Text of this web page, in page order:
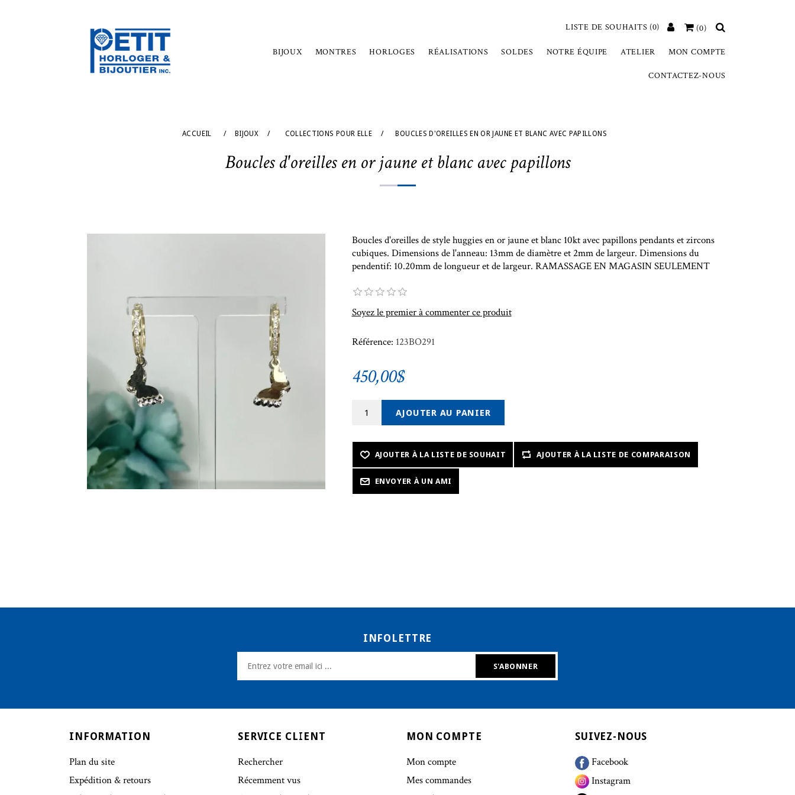
(0)
LISTE DE SOUHAITS (0)
BIJOUX MONTRES HORLOGES RÉALISATIONS SOLDES NOTRE ÉQUIPE ATELIER MON COMPTE
CONTACTEZ-NOUS
ACCUEIL / BIJOUX / COLLECTIONS POUR ELLE / BOUCLES D'OREILLES EN OR JAUNE ET BLANC AVEC PAPILLONS
Boucles d'oreilles en or jaune et blanc avec papillons
Boucles d'oreilles de style huggies en or jaune et blanc 10kt avec papillons pendants et zircons
cubiques. Dimensions de l'anneau: 13mm de diamètre et 2mm de largeur. Dimensions du
pendentif: 10.20mm de longueur et de largeur. RAMASSAGE EN MAGASIN SEULEMENT
Soyez le premier à commenter ce produit
Référence: 123BO291
450,00$
INFOLETTRE
INFORMATION
Plan du site
Expédition & retours
SERVICE CLIENT
Rechercher
Récemment vus
MON COMPTE
Mon compte
Mes commandes
SUIVEZ-NOUS
Facebook
Instagram